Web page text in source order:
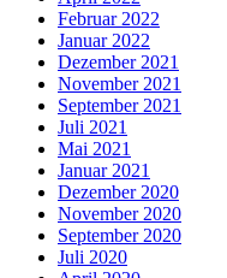
Februar 2022
Januar 2022
Dezember 2021
November 2021
September 2021
Juli 2021
Mai 2021
Januar 2021
Dezember 2020
November 2020
September 2020
Juli 2020